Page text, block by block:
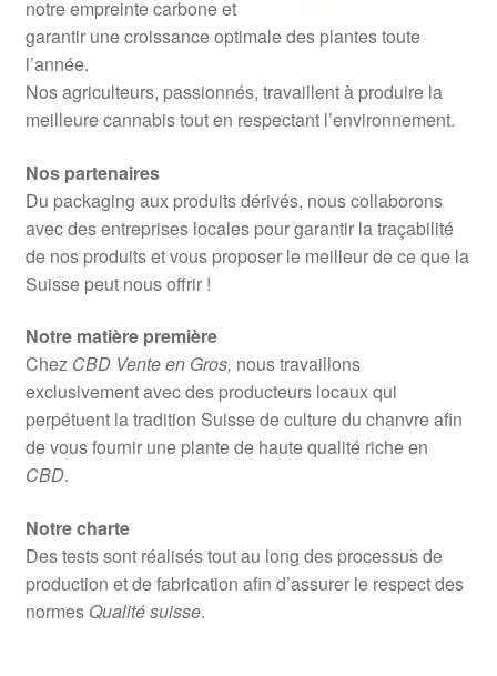
notre empreinte carbone et
garantir une croissance optimale des plantes toute
l’année.
Nos agriculteurs, passionnés, travaillent à produire la
meilleure cannabis tout en respectant l’environnement.
Nos partenaires
Du packaging aux produits dérivés, nous collaborons
avec des entreprises locales pour garantir la traçabilité
de nos produits et vous proposer le meilleur de ce que la
Suisse peut nous offrir !
Notre matière première
Chez CBD Vente en Gros, nous travaillons
exclusivement avec des producteurs locaux qui
perpétuent la tradition Suisse de culture du chanvre afin
de vous fournir une plante de haute qualité riche en
CBD.
Notre charte
Des tests sont réalisés tout au long des processus de
production et de fabrication afin d’assurer le respect des
normes Qualité suisse.